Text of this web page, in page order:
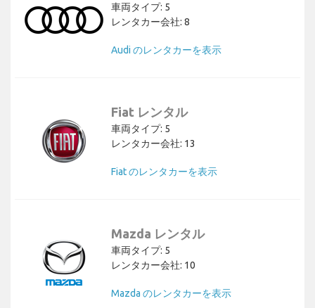
車両タイプ: 5
レンタカー会社: 8
Audi のレンタカーを表示
Fiat レンタル
車両タイプ: 5
レンタカー会社: 13
Fiat のレンタカーを表示
Mazda レンタル
車両タイプ: 5
レンタカー会社: 10
Mazda のレンタカーを表示